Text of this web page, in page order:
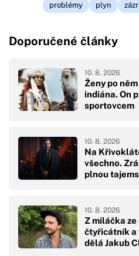
problémy
plyn
Doporučené články
Ženy po
indiána. On
sportovcem
10. 8. 2026
Na
všechno.
plnou
10. 8. 2026
Z miláčka
čtyřicátník a
dělá Jakub
10. 8. 2026